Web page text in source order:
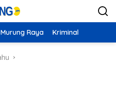
Murung Raya Kriminal